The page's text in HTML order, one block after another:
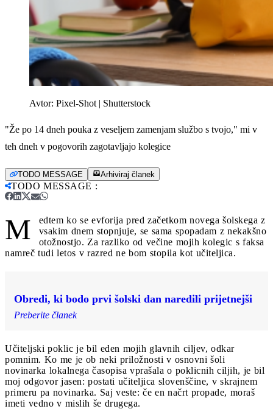
Avtor: Pixel-Shot | Shutterstock
"Že po 14 dneh pouka z veseljem zamenjam službo s tvojo," mi v
teh dneh v pogovorih zagotavljajo kolegice
TODO MESSAGE Arhiviraj članek
TODO MESSAGE :
M
edtem ko se evforija pred začetkom novega šolskega z
vsakim dnem stopnjuje, se sama spopadam z nekakšno
otožnostjo. Za razliko od večine mojih kolegic s faksa
namreč tudi letos v razred ne bom stopila kot učiteljica.
Obredi, ki bodo prvi šolski dan naredili prijetnejši
Preberite članek
Učiteljski poklic je bil eden mojih glavnih ciljev, odkar
pomnim. Ko me je ob neki priložnosti v osnovni šoli
novinarka lokalnega časopisa vprašala o poklicnih ciljih, je bil
moj odgovor jasen: postati učiteljica slovenščine, v skrajnem
primeru pa novinarka. Saj veste: če en načrt propade, moraš
imeti vedno v mislih še drugega.